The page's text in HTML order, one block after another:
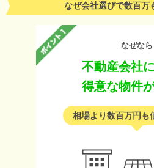
なぜ会社選びで数百万
なぜなら
不動産会社
得意な物件
相場より数百万円も